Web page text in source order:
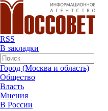
RSS
В закладки
Город (Москва и область)
Общество
Власть
Мнения
В России